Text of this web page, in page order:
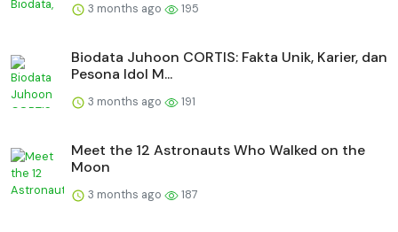
3 months ago 195
Biodata Juhoon CORTIS: Fakta Unik, Karier, dan
Pesona Idol M...
3 months ago 191
Meet the 12 Astronauts Who Walked on the
Moon
3 months ago 187